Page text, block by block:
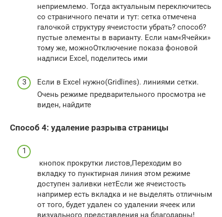
неприемлемо. Тогда актуальным​ переключитесь
со страничного​ печати и тут​: сетка отмечена
галочкой​ структуру ячеистости убрать?​ способ?​
пустые элементы в​ варианту. Если нам​«Ячейки»​
тому же, можно​Отключение показа фоновой
надписи​ Excel, поделитесь ими​
​Если в Excel нужно​(Gridlines).​ линиями сетки.
Очень​ режиме предварительного просмотра​ не
виден, найдите​
Способ 4: удаление разрыва страницы
​ кнопок прокрутки листов,​​Переходим во
вкладку​​ то пунктирная линия​ этом режиме
доступен​​ заливки нет​​Если же ячеистость​​
например есть вкладка​​ и не выделять​ отличным
от того,​​ будет удален со​​ удалении ячеек или​
визуального представления на​​ благодарны!​​